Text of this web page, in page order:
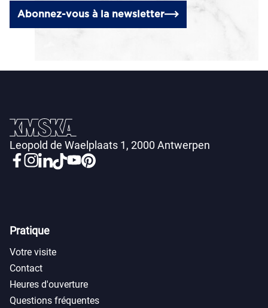
Abonnez-vous à la newsletter
Leopold de Waelplaats 1, 2000 Antwerpen
Pratique
Votre visite
Contact
Heures d'ouverture
Questions fréquentes